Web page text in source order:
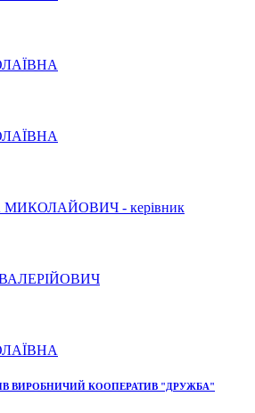
- керівник
ВИРОБНИЧИЙ КООПЕРАТИВ "ДРУЖБА"